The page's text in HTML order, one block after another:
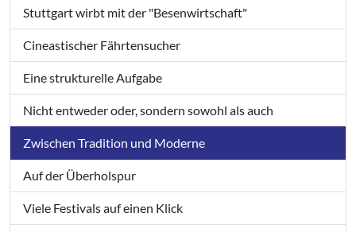
Stuttgart wirbt mit der "Besenwirtschaft"
Cineastischer Fährtensucher
Eine strukturelle Aufgabe
Nicht entweder oder, sondern sowohl als auch
Zwischen Tradition und Moderne
Auf der Überholspur
Viele Festivals auf einen Klick